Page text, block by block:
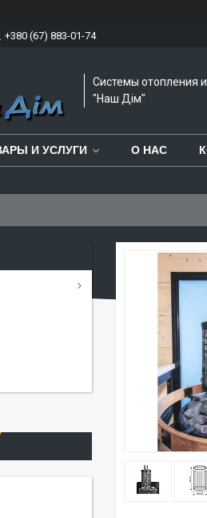
+380 (67) 883-01-74
Системы отопления
"Наш Дім"
И УСЛУГИ О НАС